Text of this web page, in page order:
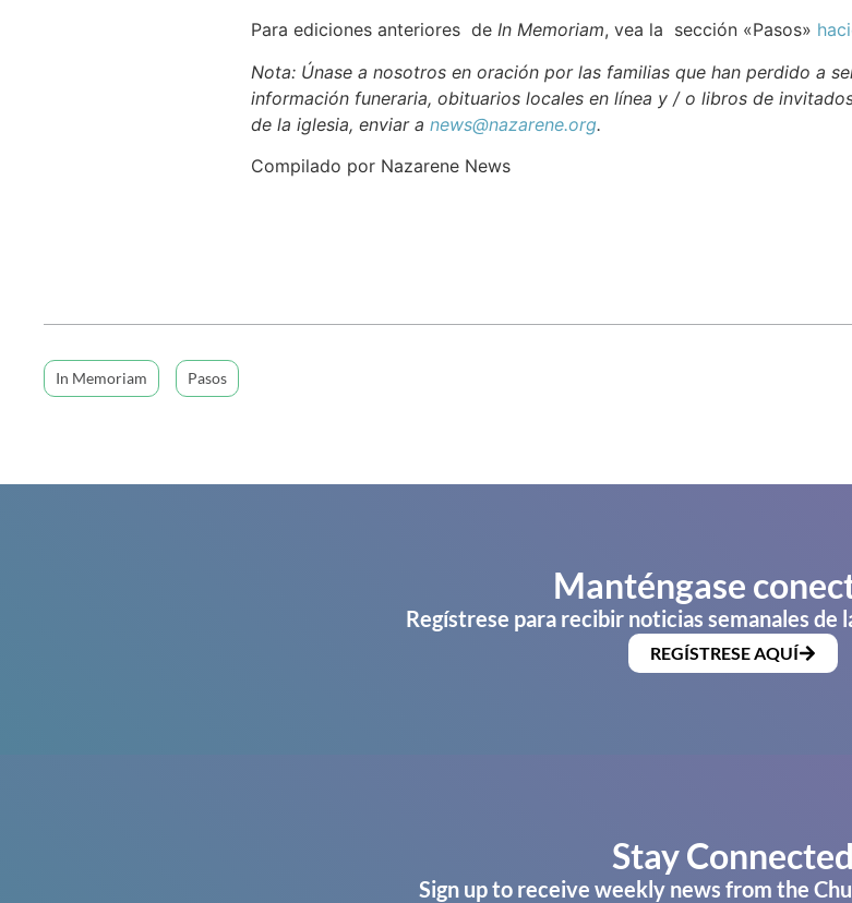
Para ediciones anteriores de In Memoriam, vea la sección «Pasos»
Nota: Únase a nosotros en oración por las familias que han perdido a
información funeraria, obituarios locales en línea y / o libros de
de la iglesia, enviar a news@nazarene.org.
Compilado por Nazarene News
In Memoriam Pasos
Manténgase
Regístrese para recibir noticias semanales de
REGÍSTRESE AQUÍ
Stay Connected
Sign up to receive weekly news from the